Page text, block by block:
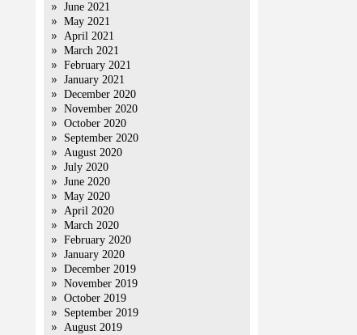
June 2021
May 2021
April 2021
March 2021
February 2021
January 2021
December 2020
November 2020
October 2020
September 2020
August 2020
July 2020
June 2020
May 2020
April 2020
March 2020
February 2020
January 2020
December 2019
November 2019
October 2019
September 2019
August 2019